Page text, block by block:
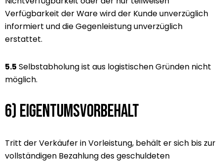
Verfügbarkeit der Ware wird der Kunde unverzüglich
informiert und die Gegenleistung unverzüglich
erstattet.
5.5 Selbstabholung ist aus logistischen Gründen nicht
möglich.
6) Eigentumsvorbehalt
Tritt der Verkäufer in Vorleistung, behält er sich bis zur
vollständigen Bezahlung des geschuldeten